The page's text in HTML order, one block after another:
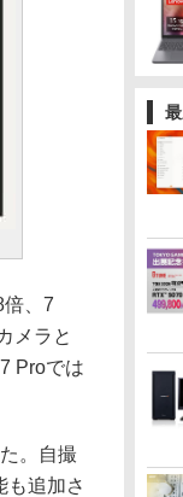
、7
メラと
Proでは
。自撮
も追加さ